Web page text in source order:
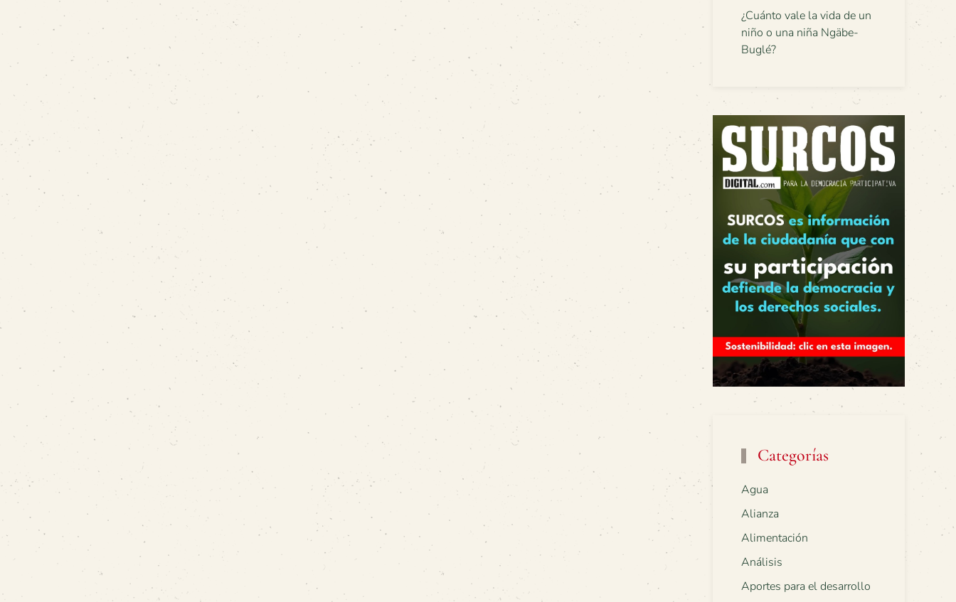
¿Cuánto vale la vida de un
niño o una niña Ngäbe-
Buglé?
Categorías
Agua
Alianza
Alimentación
Análisis
Aportes para el desarrollo